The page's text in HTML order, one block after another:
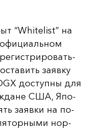
“Whitelist” на
офи­ци­аль­ном
за­яв­ку
дос­туп­ны для
США, Япо­
за­яв­ки на по­
нор­